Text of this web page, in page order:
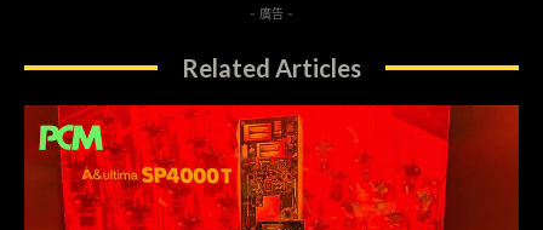
- 廣告 -
Related Articles